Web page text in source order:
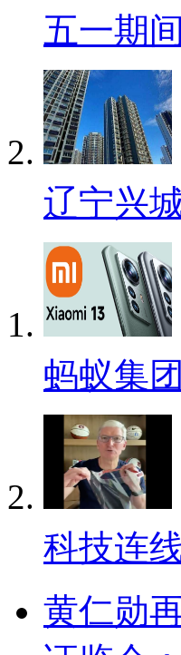
五一期
辽宁兴
蚂蚁集
科技连
黄仁勋